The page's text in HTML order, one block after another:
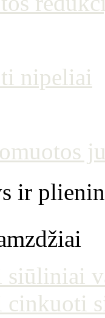
nipeliai
ir
siūliniai
cinkuoti